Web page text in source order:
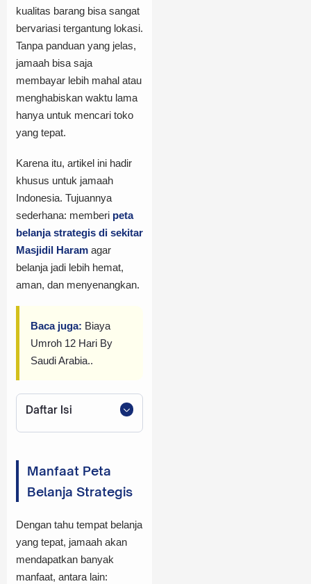
kualitas barang bisa sangat
bervariasi tergantung lokasi.
Tanpa panduan yang jelas,
jamaah bisa saja
membayar lebih mahal atau
menghabiskan waktu lama
hanya untuk mencari toko
yang tepat.
Karena itu, artikel ini hadir
khusus untuk jamaah
Indonesia. Tujuannya
sederhana: memberi peta
belanja strategis di sekitar
Masjidil Haram agar
belanja jadi lebih hemat,
aman, dan menyenangkan.
Baca juga: Biaya
Umroh 12 Hari By
Saudi Arabia..
Daftar Isi
Manfaat Peta
Segmentasi Tempat
Belanja
Pasar Tradisional
Populer
1. Pasar
Utaibah
Manfaat Peta
Belanja Strategis
Dengan tahu tempat belanja
yang tepat, jamaah akan
mendapatkan banyak
manfaat, antara lain: